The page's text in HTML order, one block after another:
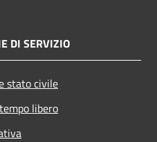
DI SERVIZIO
stato civile
libero